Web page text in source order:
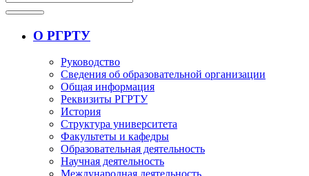
О РГРТУ
Руководство
Сведения об образовательной организации
Общая информация
Реквизиты РГРТУ
История
Структура университета
Факультеты и кафедры
Образовательная деятельность
Научная деятельность